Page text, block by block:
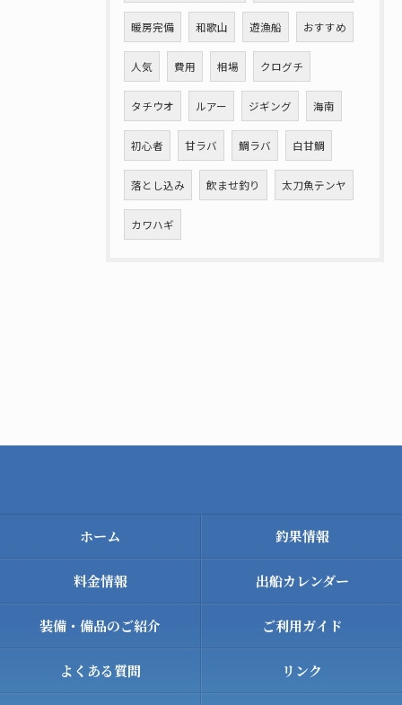
暖房完備 和歌山 遊漁船 おすすめ
人気 費用 相場 クログチ
タチウオ ルアー ジギング 海南
初心者 甘ラバ 鯛ラバ 白甘鯛
落とし込み 飲ませ釣り 太刀魚テンヤ
カワハギ
ホーム 釣果情報
料金情報 出船カレンダー
装備・備品のご紹介 ご利用ガイド
よくある質問 リンク